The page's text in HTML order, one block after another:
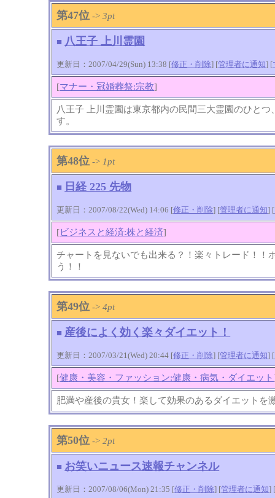
第47位 ->3pt
■ 八王子 上川霊園
更新日：2007/04/29(Sun) 13:38 [修正・削除] [管理者に通知] [
[マナー・冠婚葬祭:宗教]
八王子 上川霊園は東京都内の民間三大霊園のひと
す。
第48位 -> 1pt
■ 日経 225 先物
更新日：2007/08/22(Wed) 14:06 [修正・削除] [管理者に通知] [
[ビジネスと経済:株と経済]
チャートを見ないでも出来る？！楽々トレード！！
う！！
第49位 ->4pt
■ 産後によく効く楽々ダイエット！
更新日：2007/03/21(Wed) 20:44 [修正・削除] [管理者に通知] [
[健康・美容・ファッション:健康・病気・ダイエット
肥満や産後の貴女！楽して効果のあるダイエットを
第50位 ->2pt
■ お笑いニュース速報チャンネル
更新日：2007/08/06(Mon) 21:35 [修正・削除] [管理者に通知]